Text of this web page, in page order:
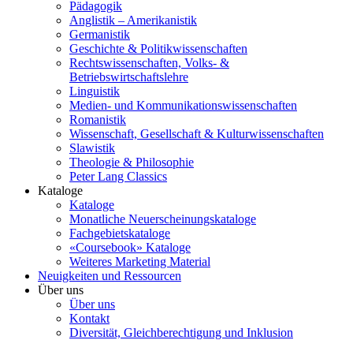
Pädagogik
Anglistik – Amerikanistik
Germanistik
Geschichte & Politikwissenschaften
Rechtswissenschaften, Volks- &
Betriebswirtschaftslehre
Linguistik
Medien- und Kommunikationswissenschaften
Romanistik
Wissenschaft, Gesellschaft & Kulturwissenschaften
Slawistik
Theologie & Philosophie
Peter Lang Classics
Kataloge
Kataloge
Monatliche Neuerscheinungskataloge
Fachgebietskataloge
«Coursebook» Kataloge
Weiteres Marketing Material
Neuigkeiten und Ressourcen
Über uns
Über uns
Kontakt
Diversität, Gleichberechtigung und Inklusion